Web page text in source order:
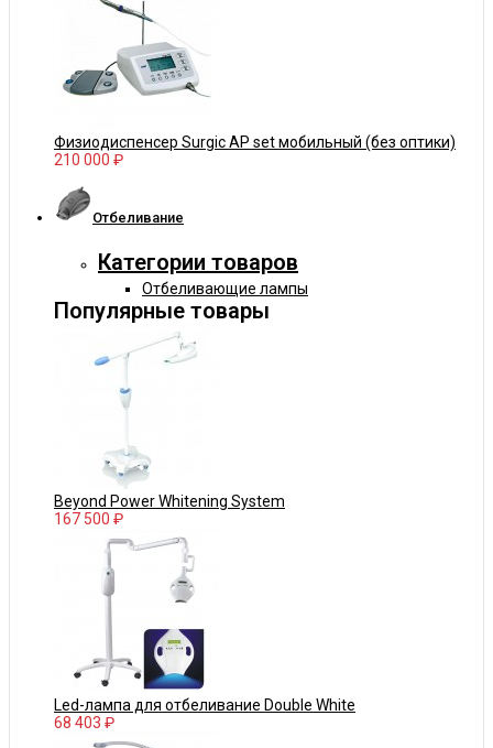
Физиодиспенсер Surgic AP set мобильный (без оптики)
210 000 ₽
Отбеливание
Категории товаров
Отбеливающие лампы
Популярные товары
Beyond Power Whitening System
167 500 ₽
Led-лампа для отбеливание Double White
68 403 ₽